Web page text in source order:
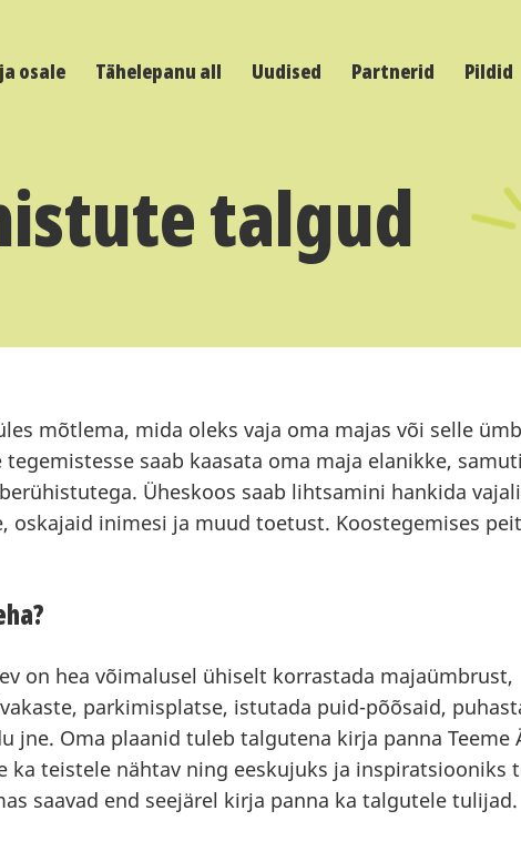
osale Tähelepanu all Uudised Partnerid Pildid
talgud
mõtlema, mida oleks vaja oma majas või selle
tegemistesse saab kaasata oma maja elanikke,
Üheskoos saab lihtsamini hankida
oskajaid inimesi ja muud toetust. Koostegemises
on hea võimalusel ühiselt korrastada majaümbrust,
parkimisplatse, istutada puid-põõsaid,
jne. Oma plaanid tuleb talgutena kirja panna Teeme
ka teistele nähtav ning eeskujuks ja inspiratsiooniks
saavad end seejärel kirja panna ka talgutele tulijad.